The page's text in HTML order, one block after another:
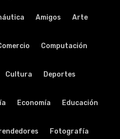
Amigos Arte
Computación
Cultura Deportes
Economía Educación
Fotografía